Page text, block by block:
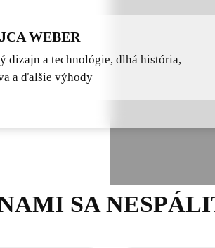
WEBER
dizajn a technológie, dlhá história,
a ďalšie výhody
SA